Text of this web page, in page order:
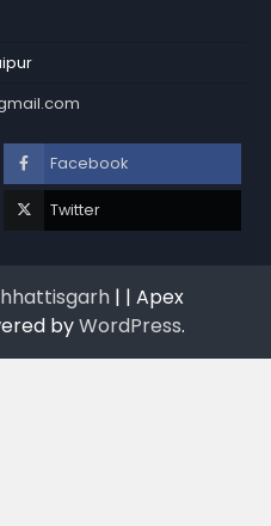
Facebook
Twitter
| | Apex
byWordPress.